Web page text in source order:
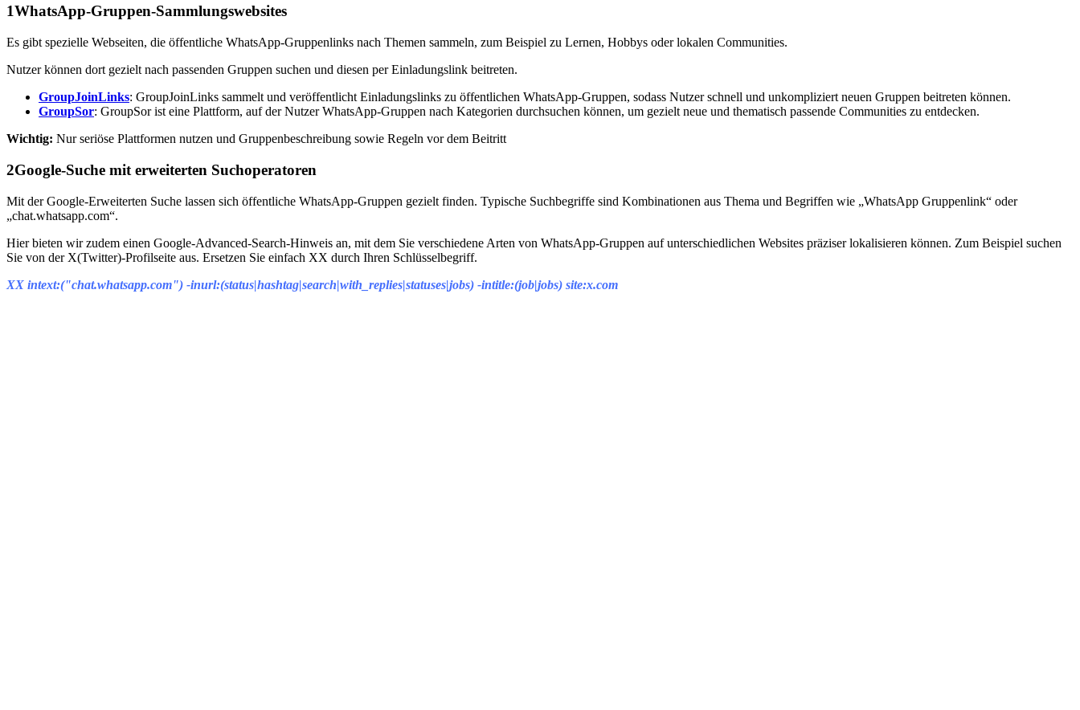
1WhatsApp-Gruppen-Sammlungswebsites
Es gibt spezielle Webseiten, die öffentliche WhatsApp-Gruppenlinks nach Themen sammeln, zum Beispiel zu Lernen, Hobbys oder lokalen Communities.
Nutzer können dort gezielt nach passenden Gruppen suchen und diesen per Einladungslink beitreten.
GroupJoinLinks: GroupJoinLinks sammelt und veröffentlicht Einladungslinks zu öffentlichen WhatsApp-Gruppen, sodass Nutzer schnell und unkompliziert neuen Gruppen beitreten können.
GroupSor: GroupSor ist eine Plattform, auf der Nutzer WhatsApp-Gruppen nach Kategorien durchsuchen können, um gezielt neue und thematisch passende Communities zu entdecken.
Wichtig: Nur seriöse Plattformen nutzen und Gruppenbeschreibung sowie Regeln vor dem Beitritt
2Google-Suche mit erweiterten Suchoperatoren
Mit der Google-Erweiterten Suche lassen sich öffentliche WhatsApp-Gruppen gezielt finden. Typische Suchbegriffe sind Kombinationen aus Thema und Begriffen wie „WhatsApp Gruppenlink“ oder
„chat.whatsapp.com“.
Hier bieten wir zudem einen Google-Advanced-Search-Hinweis an, mit dem Sie verschiedene Arten von WhatsApp-Gruppen auf unterschiedlichen Websites präziser lokalisieren können. Zum Beispiel suchen
Sie von der X(Twitter)-Profilseite aus. Ersetzen Sie einfach XX durch Ihren Schlüsselbegriff.
XX intext:("chat.whatsapp.com") -inurl:(status|hashtag|search|with_replies|statuses|jobs) -intitle:(job|jobs) site:x.com